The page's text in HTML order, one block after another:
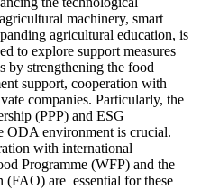
machinery, smart
agricultural education, is
to explore support measures
by strengthening the food
support, cooperation with
companies. Particularly, the
(PPP) and ESG
ODA environment is crucial.
with international
Programme (WFP) and the
are essential for these